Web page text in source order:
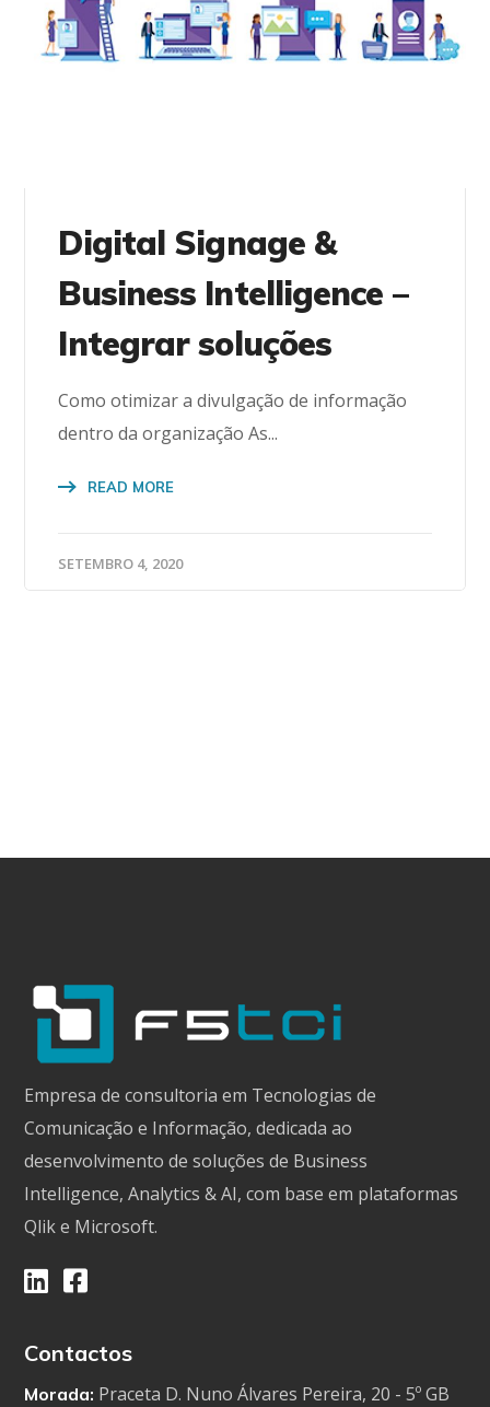
Digital Signage &
Business Intelligence –
Integrar soluções
Como otimizar a divulgação de informação
dentro da organização As...
READ MORE
SETEMBRO 4, 2020
Empresa de consultoria em Tecnologias de
Comunicação e Informação, dedicada ao
desenvolvimento de soluções de Business
Intelligence, Analytics & AI, com base em plataformas
Qlik e Microsoft.
Contactos
Morada: Praceta D. Nuno Álvares Pereira, 20 - 5º GB